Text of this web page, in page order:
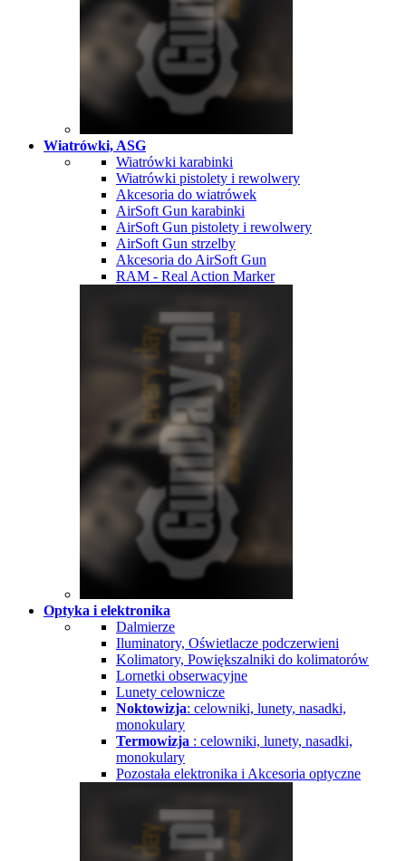
Wiatrówki, ASG
Wiatrówki karabinki
Wiatrówki pistolety i rewolwery
Akcesoria do wiatrówek
AirSoft Gun karabinki
AirSoft Gun pistolety i rewolwery
AirSoft Gun strzelby
Akcesoria do AirSoft Gun
RAM - Real Action Marker
Optyka i elektronika
Dalmierze
Iluminatory, Oświetlacze podczerwieni
Kolimatory, Powiększalniki do kolimatorów
Lornetki obserwacyjne
Lunety celownicze
Noktowizja: celowniki, lunety, nasadki,
monokulary
Termowizja : celowniki, lunety, nasadki,
monokulary
Pozostała elektronika i Akcesoria optyczne